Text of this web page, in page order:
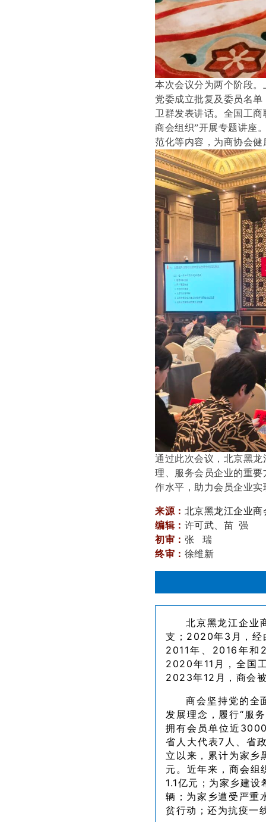
本次会议分为两个阶段
党委成立批复及委员名
卫群发表讲话。全国工
商会组织”开展专题讲座
范化等内容，为商协会
通过此次会议，北京黑
理、服务会员企业的重
作水平，助力会员企业
来源： 北京黑龙江企业商
编辑： 许可武、苗 强
初审： 张 瑞
终审： 徐维新
北京黑龙江企业
支；2020年3月，经
2011年、2016年和
2020年11月，全国
2023年12月，商会
商会坚持党的全
发展理念，履行“服
拥有会员单位近
省人大代表7人、省
立以来，累计为家
元。近年来，商会组
1.1亿元；为家乡建
辆；为家乡遭受严重
贫行动；还为抗疫一